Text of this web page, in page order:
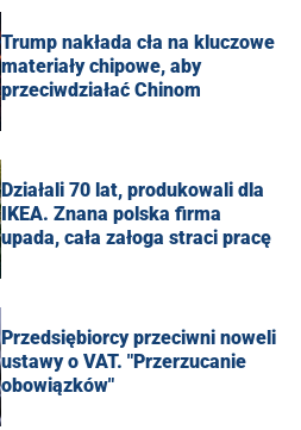
Trump nakłada cła na kluczowe
materiały chipowe, aby
przeciwdziałać Chinom
Działali 70 lat, produkowali dla
IKEA. Znana polska firma
upada, cała załoga straci pracę
Przedsiębiorcy przeciwni noweli
ustawy o VAT. "Przerzucanie
obowiązków"